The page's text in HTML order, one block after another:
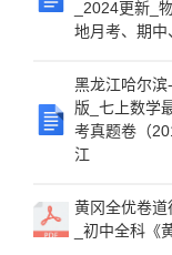
_2024更新_
地月考、期中
黑龙江哈尔
版_七上数学
考真题卷（
江
黄冈全优卷
_初中全科《